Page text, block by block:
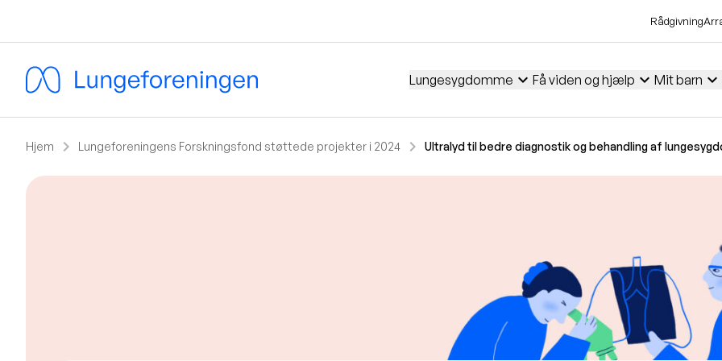
Rådgivning
Lungesygdomme expand_more Få viden og hjælp expand_more Mit barn expand_more
Hjem chevron_right Lungeforeningens Forskningsfond støttede projekter i 2024 chevron_right Ultralyd til bedre diagnostik og behandling af